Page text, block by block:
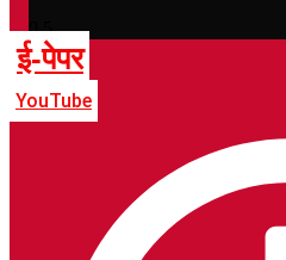
ई-पेपर
YouTube